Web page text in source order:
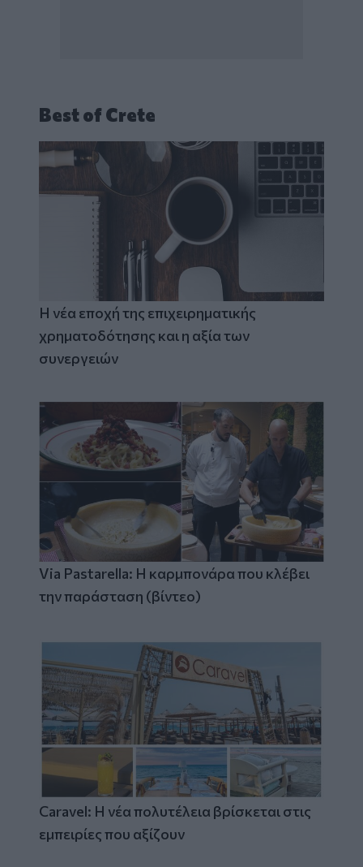
Best of Crete
Η νέα εποχή της επιχειρηματικής
χρηματοδότησης και η αξία των
συνεργειών
Via Pastarella: Η καρμπονάρα που κλέβει
την παράσταση (βίντεο)
Caravel: Η νέα πολυτέλεια βρίσκεται στις
εμπειρίες που αξίζουν